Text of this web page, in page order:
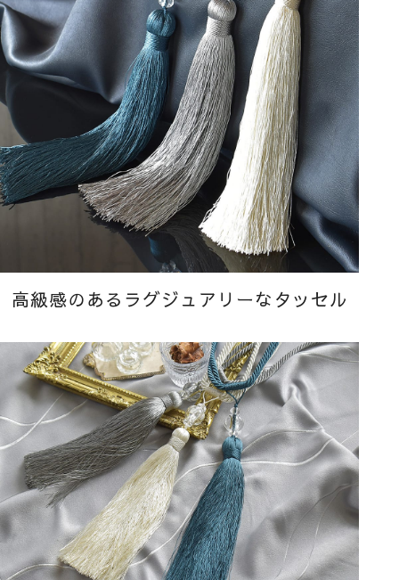
高級感のあるラグジュアリーな タッセル